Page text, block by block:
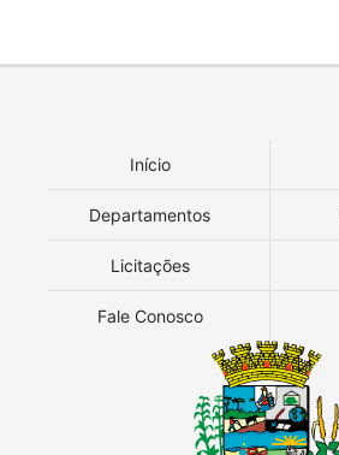
Início
Departamentos
Licitações
Fale Conosco